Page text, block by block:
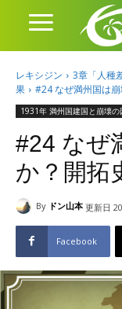
レキシジン 3章「人種
果
#24 なぜ満州国は
1931年 満州国建国と崩壊の
#24 なぜ
か？開拓
By ドン山本 更新日
Facebook